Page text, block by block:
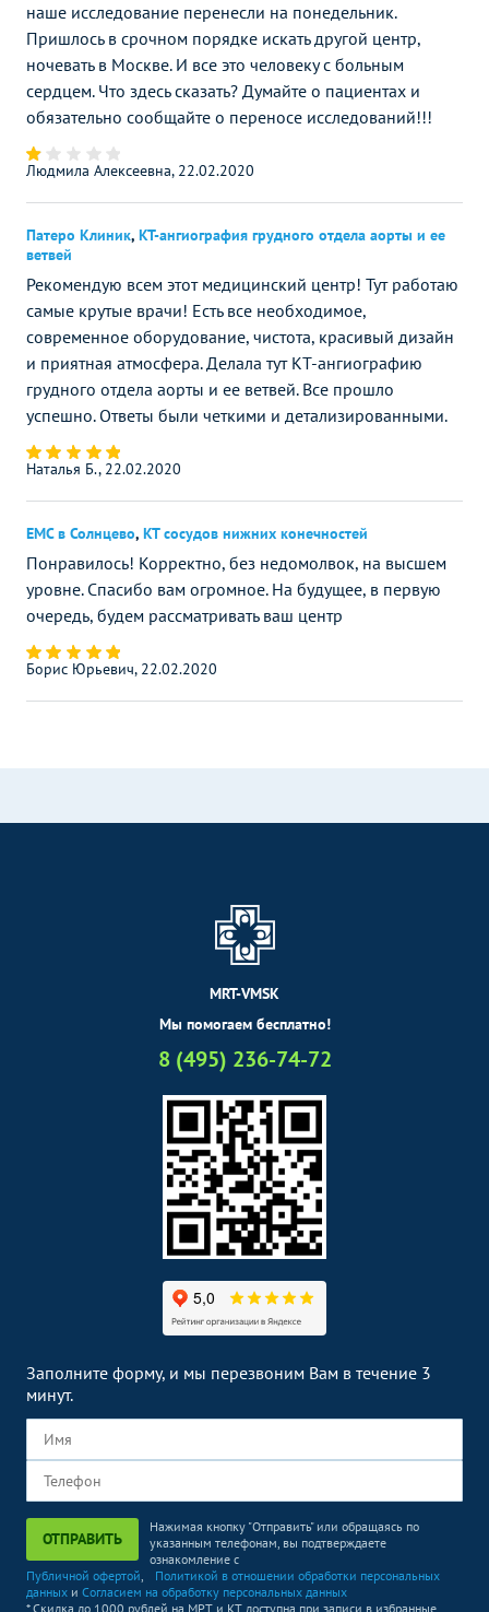
наше исследование перенесли на понедельник.
Пришлось в срочном порядке искать другой центр,
ночевать в Москве. И все это человеку с больным
сердцем. Что здесь сказать? Думайте о пациентах и
обязательно сообщайте о переносе исследований!!!
Людмила Алексеевна, 22.02.2020
Патеро Клиник, КТ-ангиография грудного отдела аорты и ее
ветвей
Рекомендую всем этот медицинский центр! Тут работаю
самые крутые врачи! Есть все необходимое,
современное оборудование, чистота, красивый дизайн
и приятная атмосфера. Делала тут КТ-ангиографию
грудного отдела аорты и ее ветвей. Все прошло
успешно. Ответы были четкими и детализированными.
Наталья Б., 22.02.2020
ЕМС в Солнцево, КТ сосудов нижних конечностей
Понравилось! Корректно, без недомолвок, на высшем
уровне. Спасибо вам огромное. На будущее, в первую
очередь, будем рассматривать ваш центр
Борис Юрьевич, 22.02.2020
MRT-VMSK
Мы помогаем бесплатно!
8 (495) 236-74-72
Заполните форму, и мы перезвоним Вам в течение 3
минут.
ОТПРАВИТЬ
Нажимая кнопку "Отправить" или обращаясь по
указанным телефонам, вы подтверждаете
ознакомление с
Публичной офертой,
Политикой в отношении обработки персональных
данных и Согласием на обработку персональных данных
* Скидка до 1000 рублей на МРТ и КТ доступна при записи в избранные